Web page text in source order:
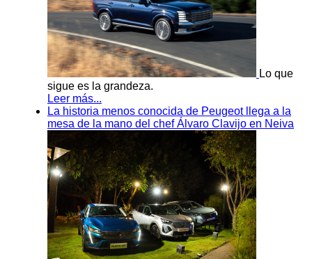
Lo que
sigue es la grandeza.
Leer más...
La historia menos conocida de Peugeot llega a la
mesa de la mano del chef Álvaro Clavijo en Neiva